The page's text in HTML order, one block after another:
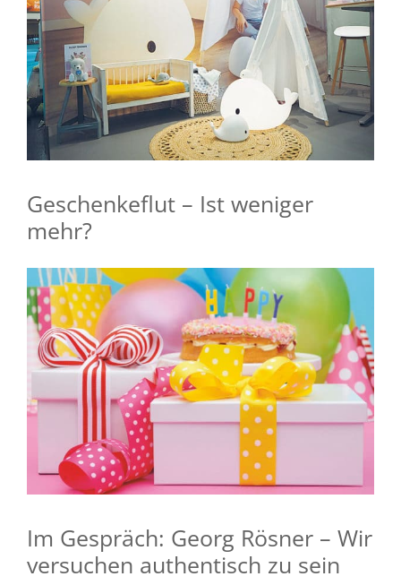
Geschenkeflut – Ist weniger
mehr?
Im Gespräch: Georg Rösner – Wir
versuchen authentisch zu sein